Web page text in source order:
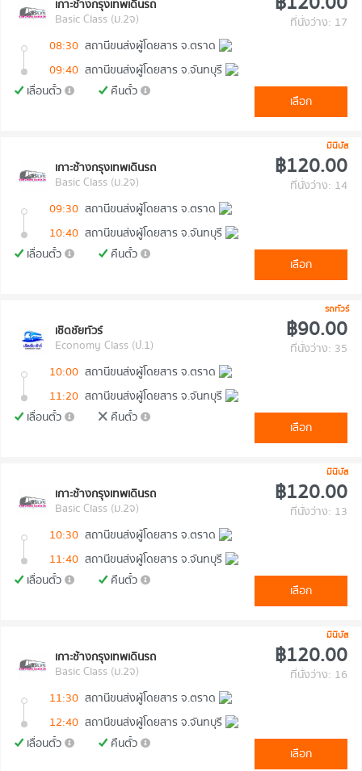
เกาะช้างกรุงเทพเดินรถ
Basic Class (ม.2จ)
ที่นั่งว่าง: 17
08:30 สถานีขนส่งผู้โดยสาร จ.ตราด
09:40 สถานีขนส่งผู้โดยสาร จ.จันทบุรี
เลื่อนตั๋ว
คืนตั๋ว
เลือก
มินิบัส
เกาะช้างกรุงเทพเดินรถ
Basic Class (ม.2จ)
฿120.00
ที่นั่งว่าง: 14
09:30 สถานีขนส่งผู้โดยสาร จ.ตราด
10:40 สถานีขนส่งผู้โดยสาร จ.จันทบุรี
เลื่อนตั๋ว
คืนตั๋ว
เลือก
รถทัวร์
เชิดชัยทัวร์
Economy Class (ป.1)
฿90.00
ที่นั่งว่าง: 35
10:00 สถานีขนส่งผู้โดยสาร จ.ตราด
11:20 สถานีขนส่งผู้โดยสาร จ.จันทบุรี
เลื่อนตั๋ว
คืนตั๋ว
เลือก
มินิบัส
เกาะช้างกรุงเทพเดินรถ
Basic Class (ม.2จ)
฿120.00
ที่นั่งว่าง: 13
10:30 สถานีขนส่งผู้โดยสาร จ.ตราด
11:40 สถานีขนส่งผู้โดยสาร จ.จันทบุรี
เลื่อนตั๋ว
คืนตั๋ว
เลือก
มินิบัส
เกาะช้างกรุงเทพเดินรถ
Basic Class (ม.2จ)
฿120.00
ที่นั่งว่าง: 16
11:30 สถานีขนส่งผู้โดยสาร จ.ตราด
12:40 สถานีขนส่งผู้โดยสาร จ.จันทบุรี
เลื่อนตั๋ว
คืนตั๋ว
เลือก